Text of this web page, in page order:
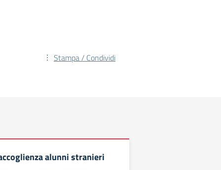
Stampa / Condividi
alunni stranieri